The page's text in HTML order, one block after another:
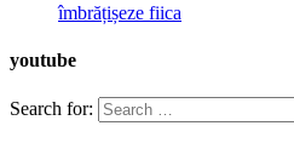
îmbrățișeze fiica
youtube
Search for: